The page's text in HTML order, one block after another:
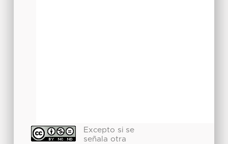
Excepto si se
señala otra